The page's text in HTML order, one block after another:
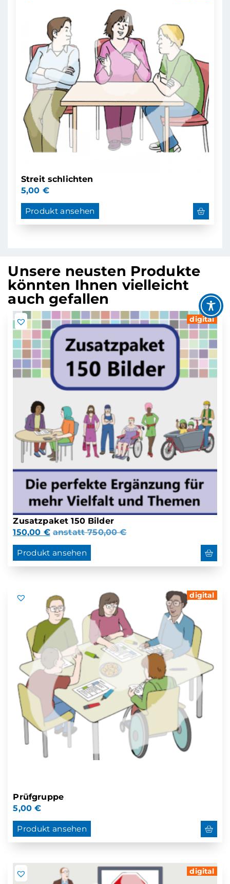
Streit schlichten
5,00 €
Produkt ansehen
Unsere neusten Produkte
könnten Ihnen vielleicht
auch gefallen
digital
Zusatzpaket 150 Bilder
150,00 € anstatt750,00€
Produkt ansehen
digital
Prüfgruppe
5,00€
Produkt ansehen
digital